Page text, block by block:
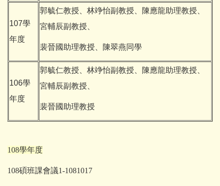
107學
年度
郭毓仁教授、林竫怡副教授、陳應龍助理教授、
宮輔辰副教授、
裴晉國助理教授、陳翠燕同學
106學
年度
郭毓仁教授、林竫怡副教授、陳應龍助理教授、
宮輔辰副教授、
裴晉國助理教授
108學年度
108碩班課會議1-1081017